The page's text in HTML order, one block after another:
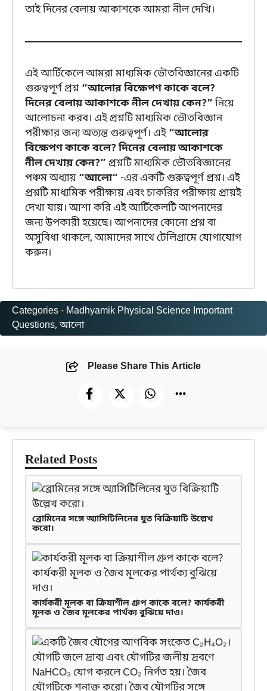
তাই দিনের বেলায় আকাশকে আমরা নীল দেখি।
এই আর্টিকেলে আমরা মাধ্যমিক ভৌতবিজ্ঞানের একটি
গুরুত্বপূর্ণ প্রশ্ন “আলোর বিক্ষেপণ কাকে বলে?
দিনের বেলায় আকাশকে নীল দেখায় কেন?”নিয়ে
আলোচনা করব। এই প্রশ্নটি মাধ্যমিক ভৌতবিজ্ঞান
পরীক্ষার জন্য অত্যন্ত গুরুত্বপূর্ণ। এই“আলোর
বিক্ষেপণ কাকে বলে? দিনের বেলায় আকাশকে
নীল দেখায় কেন?” প্রশ্নটি মাধ্যমিক ভৌতবিজ্ঞানের
পঞ্চম অধ্যায় “আলো“ -এর একটি গুরুত্বপূর্ণ প্রশ্ন। এই
প্রশ্নটি মাধ্যমিক পরীক্ষায় এবং চাকরির পরীক্ষায় প্রায়ই
দেখা যায়। আশা করি এই আর্টিকেলটি আপনাদের
জন্য উপকারী হয়েছে। আপনাদের কোনো প্রশ্ন বা
অসুবিধা থাকলে, আমাদের সাথে টেলিগ্রামে যোগাযোগ
করুন।
Categories - Madhyamik Physical Science Important
Questions, আলো
Please Share This Article
Related Posts
ব্রোমিনের সঙ্গে অ্যাসিটিলিনের যুত বিক্রিয়াটি উল্লেখ
করো।
কার্যকরী মূলক বা ক্রিয়াশীল গ্রুপ কাকে বলে? কার্যকরী
মূলক ও জৈব মূলকের পার্থক্য বুঝিয়ে দাও।